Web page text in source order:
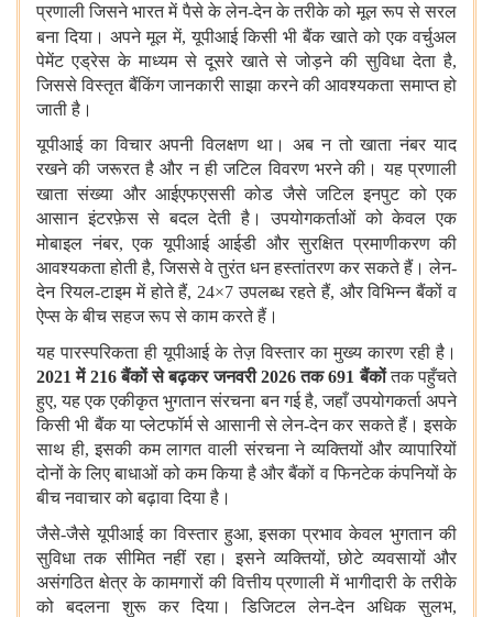
प्रणाली जिसने भारत में पैसे के लेन-देन के तरीके को मूल रूप से सरल
बना दिया। अपने मूल में, यूपीआई किसी भी बैंक खाते को एक वर्चुअल
पेमेंट एड्रेस के माध्यम से दूसरे खाते से जोड़ने की सुविधा देता है,
जिससे विस्तृत बैंकिंग जानकारी साझा करने की आवश्यकता समाप्त हो
जाती है।
यूपीआई का विचार अपनी विलक्षण था। अब न तो खाता नंबर याद
रखने की जरूरत है और न ही जटिल विवरण भरने की। यह प्रणाली
खाता संख्या और आईएफएससी कोड जैसे जटिल इनपुट को एक
आसान इंटरफ़ेस से बदल देती है। उपयोगकर्ताओं को केवल एक
मोबाइल नंबर, एक यूपीआई आईडी और सुरक्षित प्रमाणीकरण की
आवश्यकता होती है, जिससे वे तुरंत धन हस्तांतरण कर सकते हैं। लेन-
देन रियल-टाइम में होते हैं, 24×7 उपलब्ध रहते हैं, और विभिन्न बैंकों व
ऐप्स के बीच सहज रूप से काम करते हैं।
यह पारस्‍परिकता ही यूपीआई के तेज़ विस्तार का मुख्य कारण रही है।
2021में 216बैंकों से बढ़कर जनवरी2026तक691बैंकोंतक पहुँचते
हुए, यह एक एकीकृत भुगतान संरचना बन गई है, जहाँ उपयोगकर्ता अपने
किसी भी बैंक या प्लेटफॉर्म से आसानी से लेन-देन कर सकते हैं। इसके
साथ ही, इसकी कम लागत वाली संरचना ने व्यक्तियों और व्यापारियों
दोनों के लिए बाधाओं को कम किया है और बैंकों व फिनटेक कंपनियों के
बीच नवाचार को बढ़ावा दिया है।
जैसे-जैसे यूपीआई का विस्तार हुआ, इसका प्रभाव केवल भुगतान की
सुविधा तक सीमित नहीं रहा। इसने व्यक्तियों, छोटे व्यवसायों और
असंगठित क्षेत्र के कामगारों की वित्तीय प्रणाली में भागीदारी के तरीके
को बदलना शुरू कर दिया। डिजिटल लेन-देन अधिक सुलभ,